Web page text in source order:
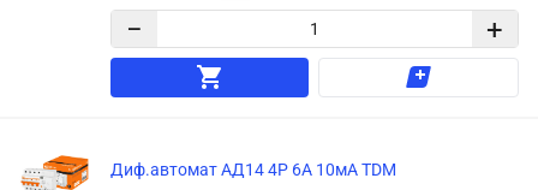
− +
Диф.автомат АД14 4Р 6А 10мА TDM